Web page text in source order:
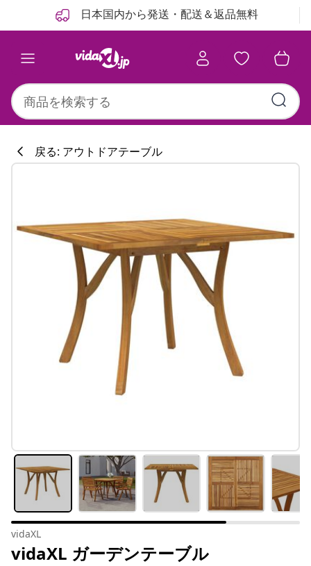
日本国内から発送・配送＆返品無料
戻る: アウトドアテーブル
vidaXL
vidaXL ガーデンテーブル